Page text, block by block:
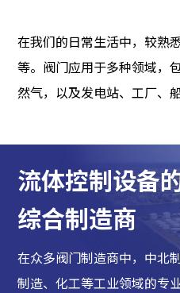
在我们的日常生活中，较熟
等。阀门应用于多种领域，
然气，以及发电站、工厂、
流体控制设备
综合制造商
在众多阀门制造商中，中北
制造、化工等工业领域的专